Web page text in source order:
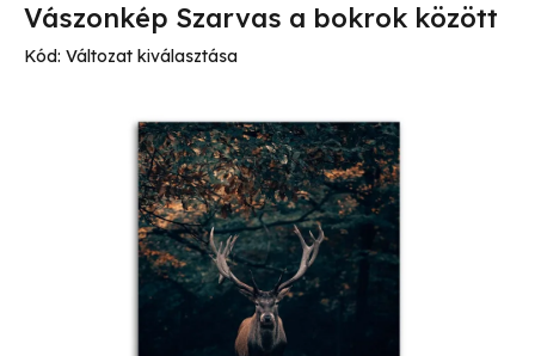
Vászonkép Szarvas a bokrok között
Kód: Változat kiválasztása